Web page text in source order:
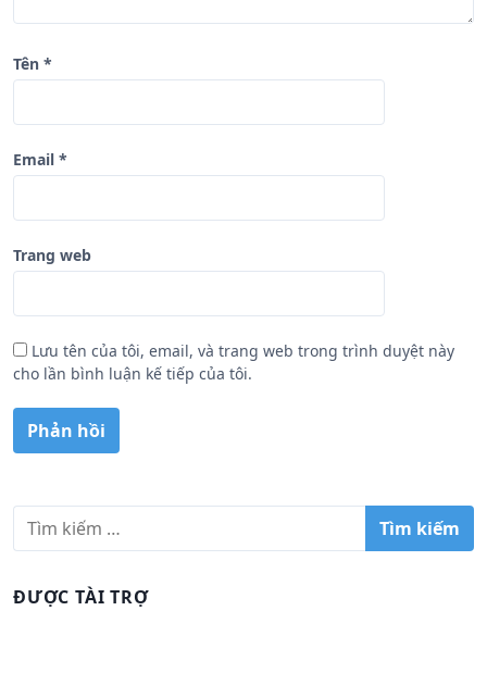
Tên *
Email *
Trang web
Lưu tên của tôi, email, và trang web trong trình duyệt này
cho lần bình luận kế tiếp của tôi.
iĐƯỢC TÀI TRỢ